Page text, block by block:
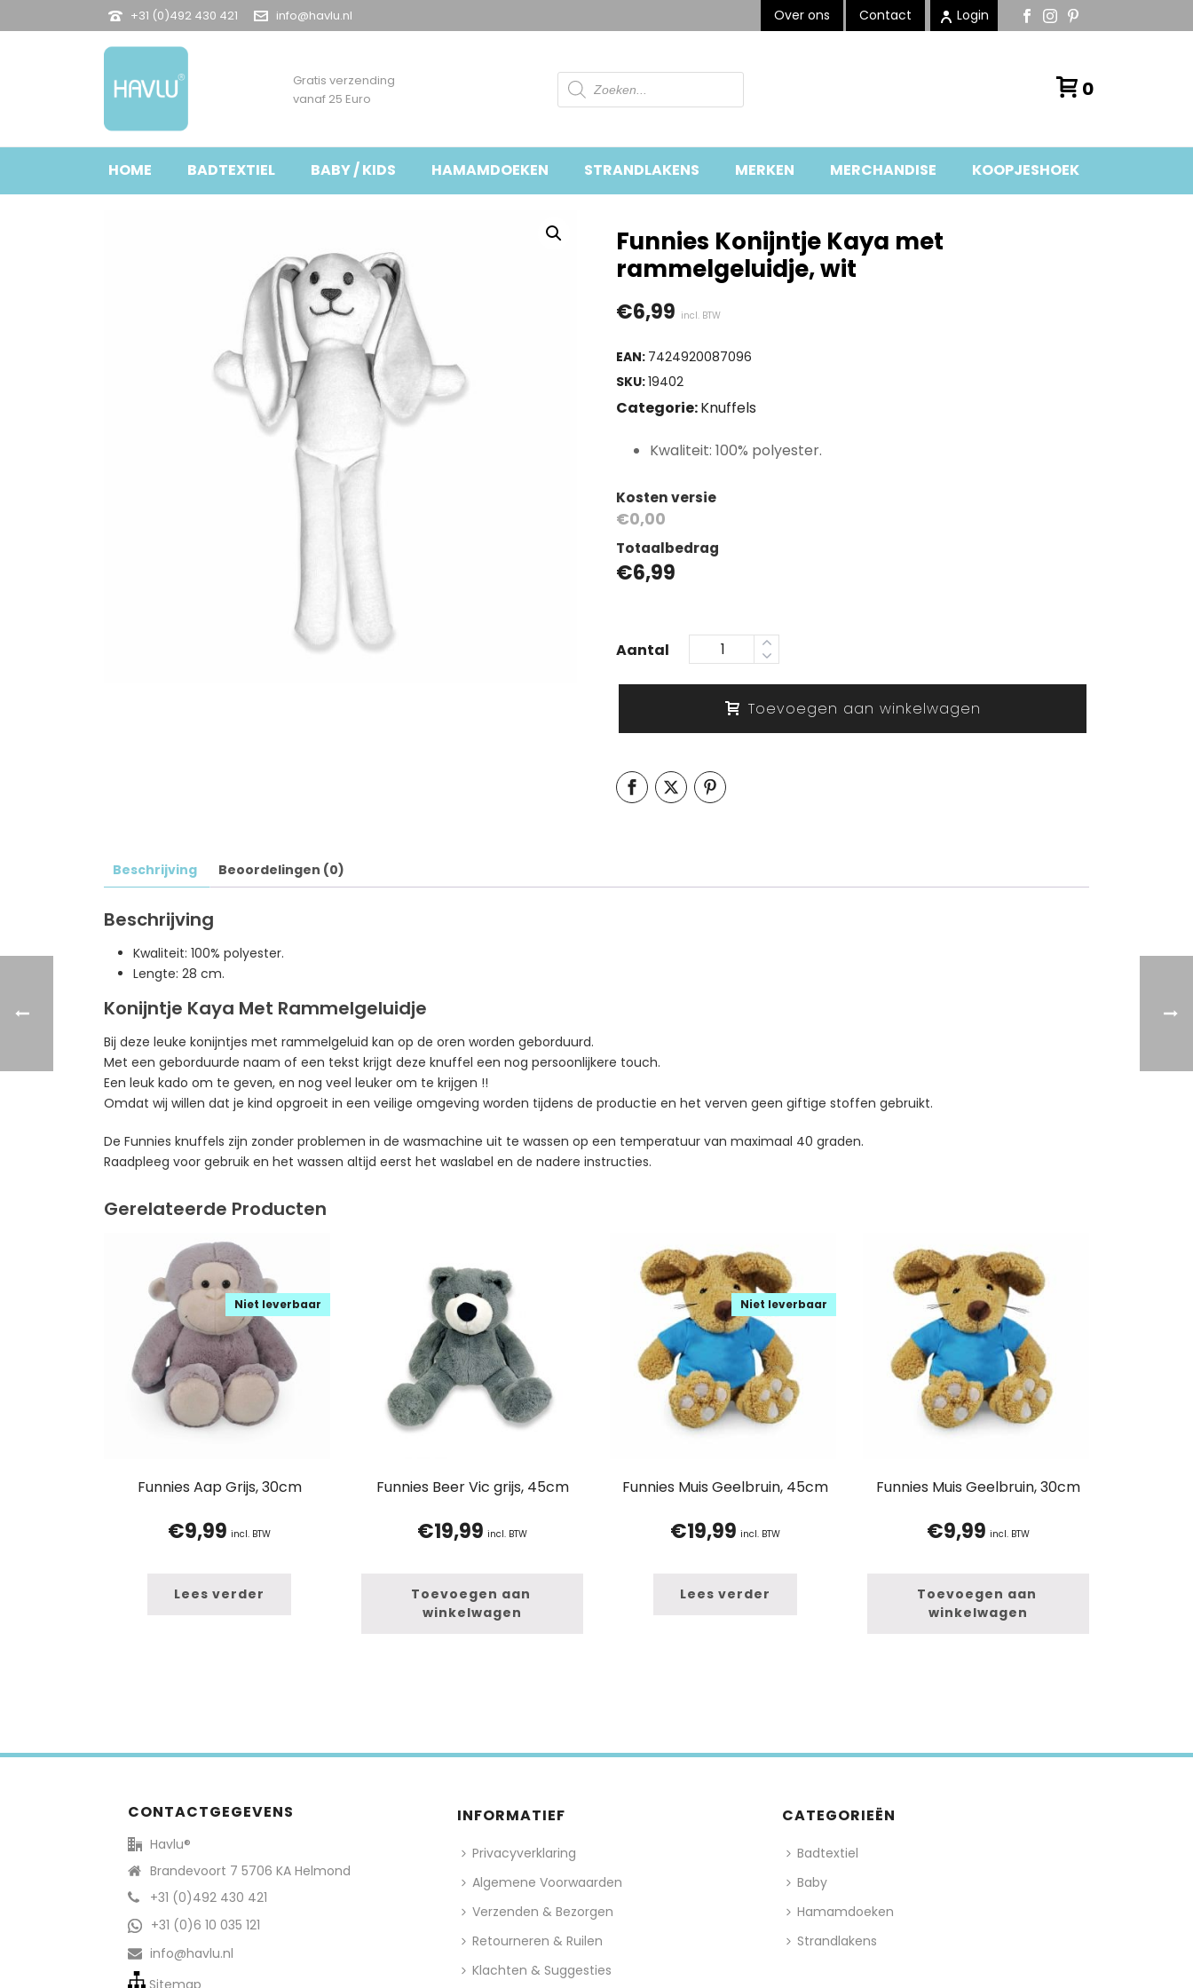
+31 (0)492 430 421 info@havlu.nl Over ons Contact Login
Gratis verzending
vanaf 25 Euro
Producten
zoeken 0
HOME BADTEXTIEL BABY / KIDS HAMAMDOEKEN STRANDLAKENS MERKEN MERCHANDISE KOOPJESHOEK
Funnies Konijntje Kaya met
rammelgeluidje, wit
€6,99 incl. BTW
EAN: 7424920087096
SKU:19402
Categorie:Knuffels
Kwaliteit: 100% polyester.
Kosten versie
€0,00
Totaalbedrag
€6,99
Aantal
Toevoegen aan winkelwagen
Beschrijving Beoordelingen (0)
Beschrijving
Kwaliteit: 100% polyester.
Lengte: 28 cm.
Konijntje Kaya Met Rammelgeluidje
Bij deze leuke konijntjes met rammelgeluid kan op de oren worden geborduurd.
Met een geborduurde naam of een tekst krijgt deze knuffel een nog persoonlijkere touch.
Een leuk kado om te geven, en nog veel leuker om te krijgen !!
Omdat wij willen dat je kind opgroeit in een veilige omgeving worden tijdens de productie en het verven geen giftige stoffen gebruikt.
De Funnies knuffels zijn zonder problemen in de wasmachine uit te wassen op een temperatuur van maximaal 40 graden.
Raadpleeg voor gebruik en het wassen altijd eerst het waslabel en de nadere instructies.
Gerelateerde Producten
Funnies Aap Grijs, 30cm
Niet leverbaar
€9,99 incl. BTW
Lees verder
Funnies Beer Vic grijs, 45cm
€19,99 incl. BTW
Toevoegen aan
winkelwagen
Funnies Muis Geelbruin, 45cm
Niet leverbaar
€19,99 incl. BTW
Lees verder
Funnies Muis Geelbruin, 30cm
€9,99 incl. BTW
Toevoegen aan
winkelwagen
CONTACTGEGEVENS
Havlu®
Brandevoort 7 5706 KA Helmond
+31 (0)492 430 421
+31 (0)6 10 035 121
info@havlu.nl
Sitemap
INFORMATIEF
Privacyverklaring
Algemene Voorwaarden
Verzenden & Bezorgen
Retourneren & Ruilen
Klachten & Suggesties
CATEGORIEËN
Badtextiel
Baby
Hamamdoeken
Strandlakens